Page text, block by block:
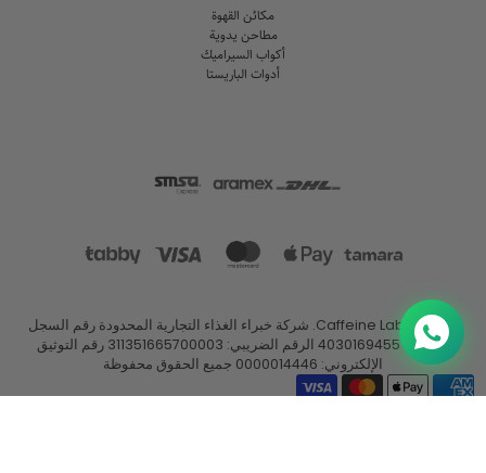
مكائن القهوة
مطاحن يدوية
أكواب السيراميك
أدوات الباريستا
© 2026
Caffeine Lab
. شركة خبراء الغذاء التجارية المحدودة رقم السجل
التجاري: 4030169455 الرقم الضريبي: 311351665700003 رقم التوثيق
الإلكتروني: 0000014446 جميع الحقوق محفوظة